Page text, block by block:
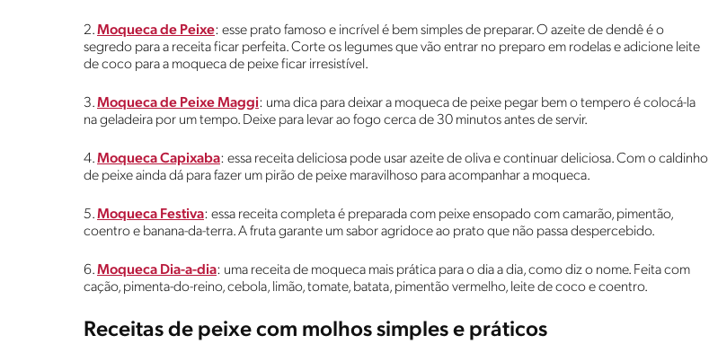
2.Moqueca de Peixe: esse prato famoso e incrível é bem simples de preparar. O azeite de dendê é o
segredo para a receita ficar perfeita. Corte os legumes que vão entrar no preparo em rodelas e adicione leite
de coco para a moqueca de peixe ficar irresistível.
3.Moqueca de Peixe Maggi: uma dica para deixar a moqueca de peixe pegar bem o tempero é colocá-la
na geladeira por um tempo. Deixe para levar ao fogo cerca de 30 minutos antes de servir.
4.Moqueca Capixaba: essa receita deliciosa pode usar azeite de oliva e continuar deliciosa. Com o caldinho
de peixe ainda dá para fazer um pirão de peixe maravilhoso para acompanhar a moqueca.
5.Moqueca Festiva: essa receita completa é preparada com peixe ensopado com camarão, pimentão,
coentro e banana-da-terra. A fruta garante um sabor agridoce ao prato que não passa despercebido.
6.Moqueca Dia-a-dia: uma receita de moqueca mais prática para o dia a dia, como diz o nome. Feita com
cação, pimenta-do-reino, cebola, limão, tomate, batata, pimentão vermelho, leite de coco e coentro.
Receitas de peixe com molhos simples e práticos